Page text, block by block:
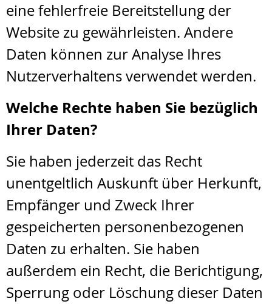
eine fehlerfreie Bereitstellung der
Website zu gewährleisten. Andere
Daten können zur Analyse Ihres
Nutzerverhaltens verwendet werden.
Welche Rechte haben Sie bezüglich
Ihrer Daten?
Sie haben jederzeit das Recht
unentgeltlich Auskunft über Herkunft,
Empfänger und Zweck Ihrer
gespeicherten personenbezogenen
Daten zu erhalten. Sie haben
außerdem ein Recht, die Berichtigung,
Sperrung oder Löschung dieser Daten